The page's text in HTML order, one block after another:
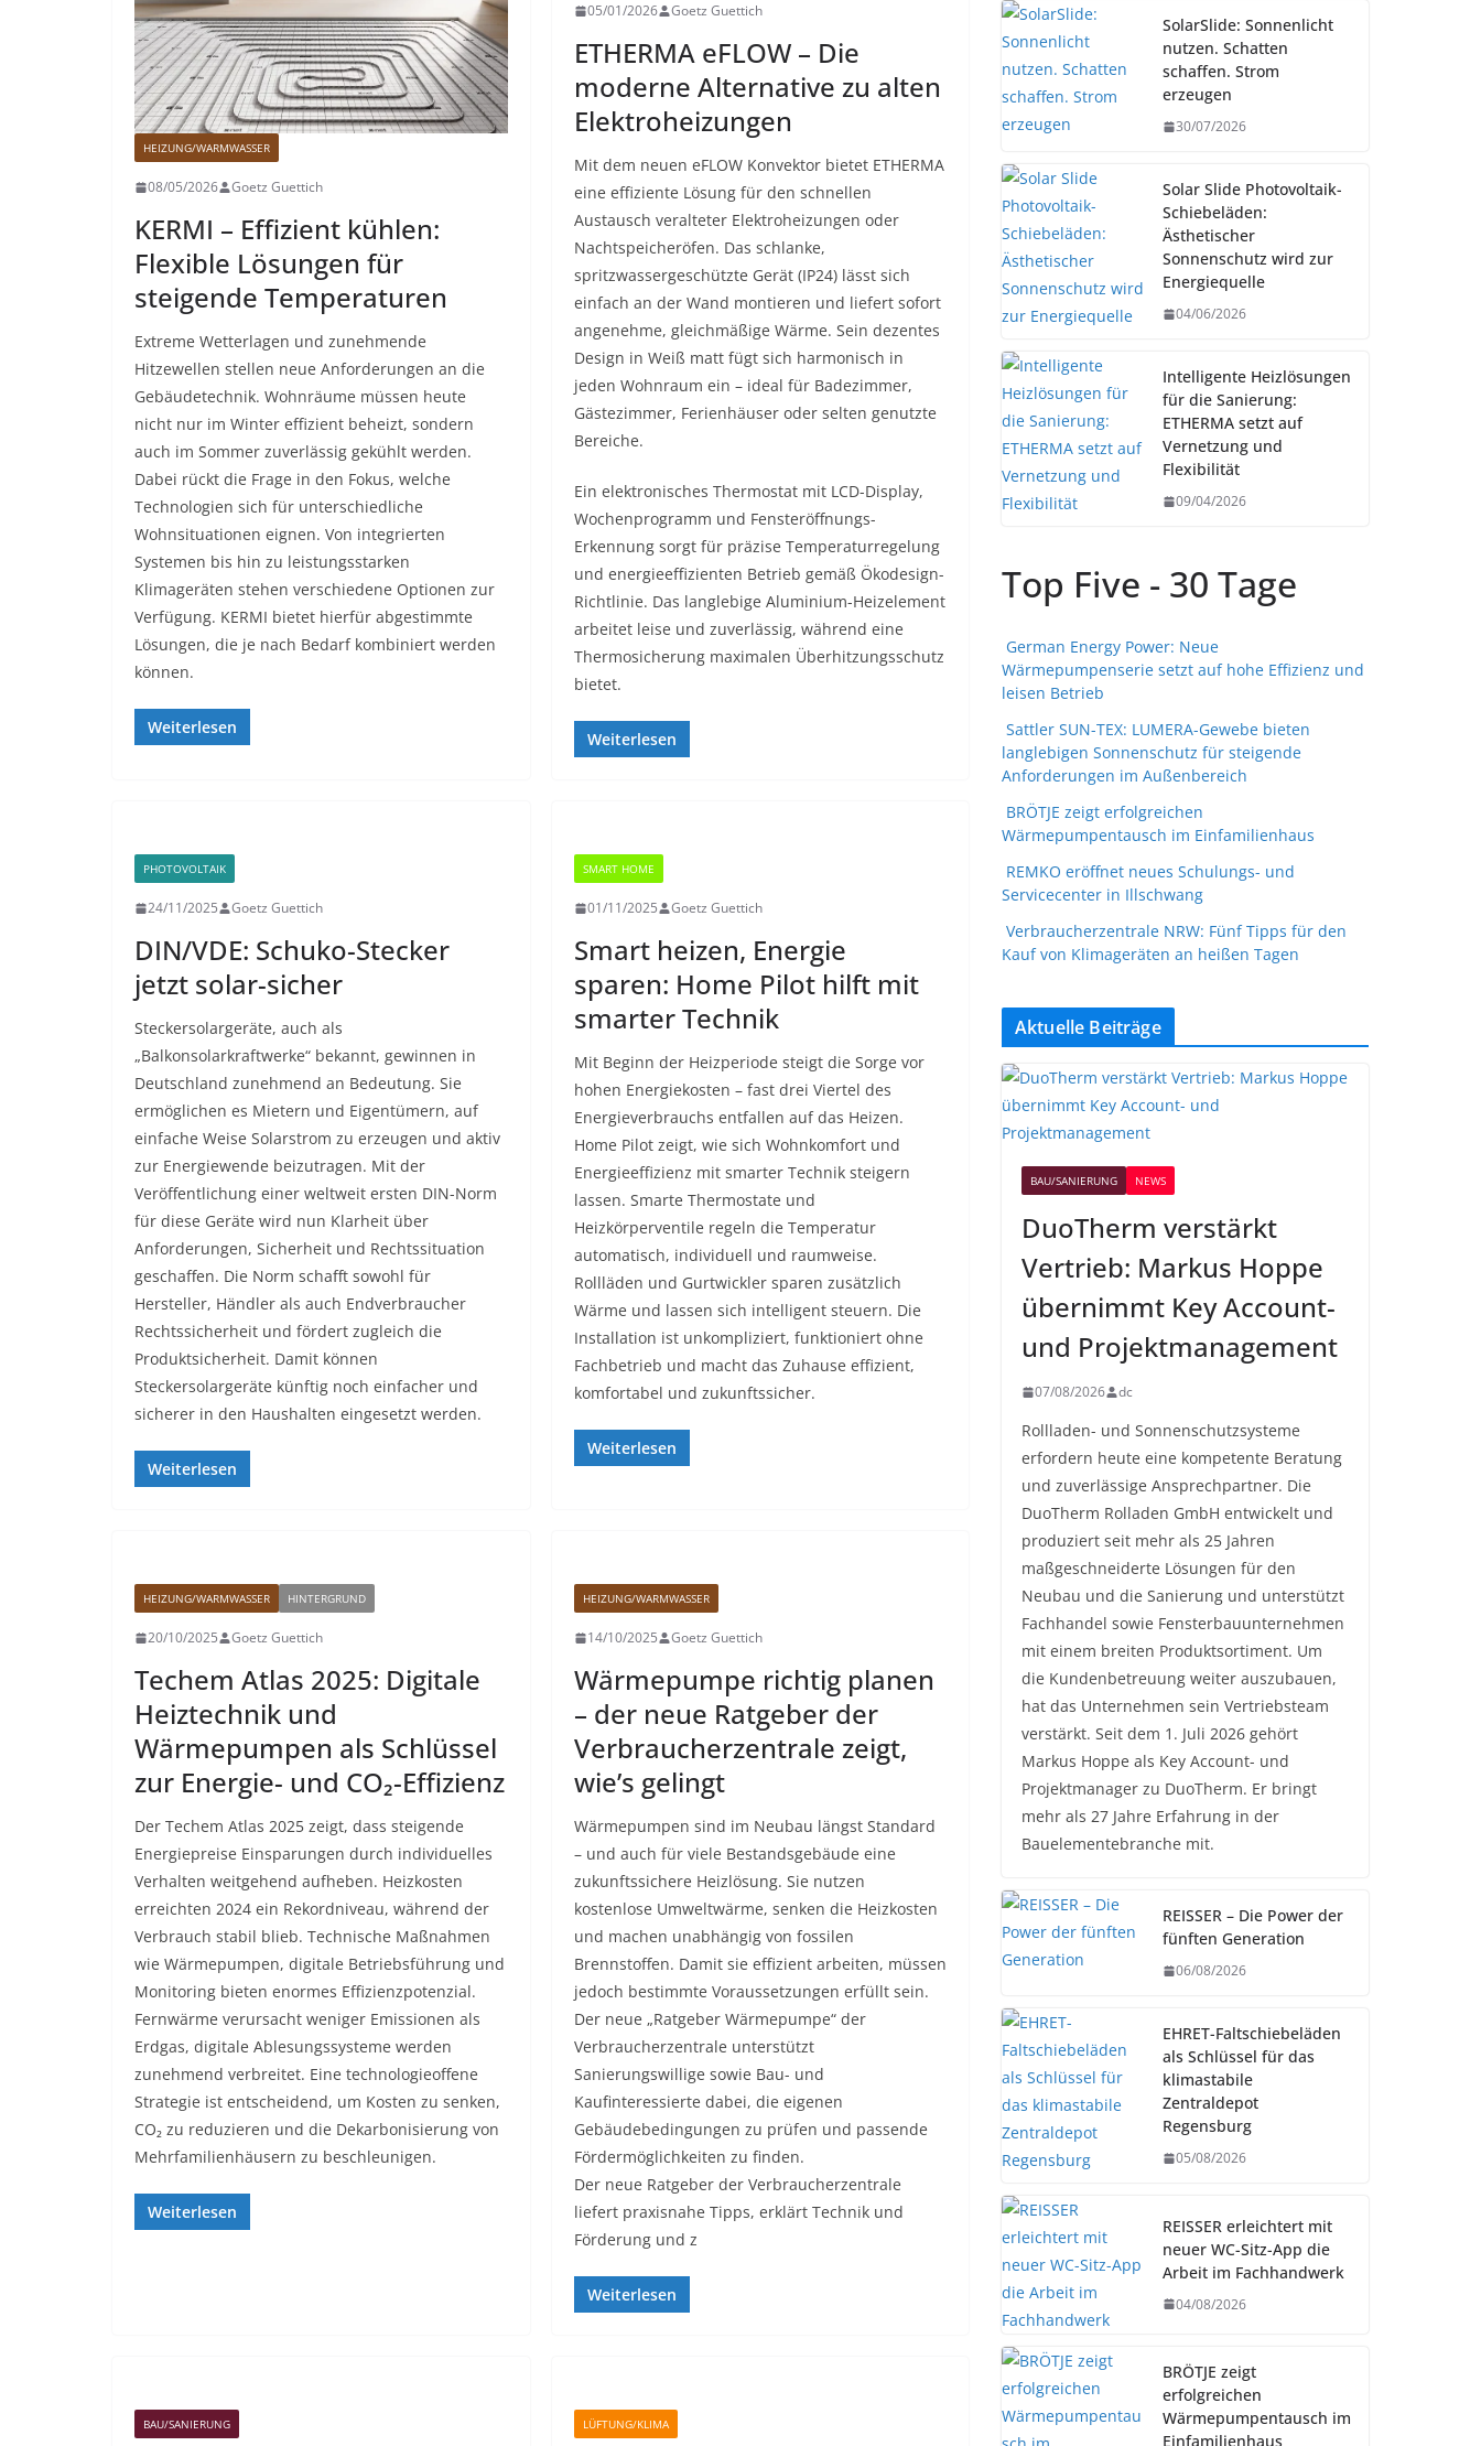
HEIZUNG/WARMWASSER
08/05/2026 Goetz Guettich
KERMI – Effizient kühlen:
Flexible Lösungen für
steigende Temperaturen
Extreme Wetterlagen und zunehmende
Hitzewellen stellen neue Anforderungen an die
Gebäudetechnik. Wohnräume müssen heute
nicht nur im Winter effizient beheizt, sondern
auch im Sommer zuverlässig gekühlt werden.
Dabei rückt die Frage in den Fokus, welche
Technologien sich für unterschiedliche
Wohnsituationen eignen. Von integrierten
Systemen bis hin zu leistungsstarken
Klimageräten stehen verschiedene Optionen zur
Verfügung. KERMI bietet hierfür abgestimmte
Lösungen, die je nach Bedarf kombiniert werden
können.
Weiterlesen
05/01/2026 Goetz Guettich
ETHERMA eFLOW – Die
moderne Alternative zu alten
Elektroheizungen
Mit dem neuen eFLOW Konvektor bietet ETHERMA
eine effiziente Lösung für den schnellen
Austausch veralteter Elektroheizungen oder
Nachtspeicheröfen. Das schlanke,
spritzwassergeschützte Gerät (IP24) lässt sich
einfach an der Wand montieren und liefert sofort
angenehme, gleichmäßige Wärme. Sein dezentes
Design in Weiß matt fügt sich harmonisch in
jeden Wohnraum ein – ideal für Badezimmer,
Gästezimmer, Ferienhäuser oder selten genutzte
Bereiche.
Ein elektronisches Thermostat mit LCD-Display,
Wochenprogramm und Fensteröffnungs-
Erkennung sorgt für präzise Temperaturregelung
und energieeffizienten Betrieb gemäß Ökodesign-
Richtlinie. Das langlebige Aluminium-Heizelement
arbeitet leise und zuverlässig, während eine
Thermosicherung maximalen Überhitzungsschutz
bietet.
Weiterlesen
PHOTOVOLTAIK
24/11/2025 Goetz Guettich
DIN/VDE: Schuko-Stecker
jetzt solar-sicher
Steckersolargeräte, auch als
„Balkonsolarkraftwerke“ bekannt, gewinnen in
Deutschland zunehmend an Bedeutung. Sie
ermöglichen es Mietern und Eigentümern, auf
einfache Weise Solarstrom zu erzeugen und aktiv
zur Energiewende beizutragen. Mit der
Veröffentlichung einer weltweit ersten DIN-Norm
für diese Geräte wird nun Klarheit über
Anforderungen, Sicherheit und Rechtssituation
geschaffen. Die Norm schafft sowohl für
Hersteller, Händler als auch Endverbraucher
Rechtssicherheit und fördert zugleich die
Produktsicherheit. Damit können
Steckersolargeräte künftig noch einfacher und
sicherer in den Haushalten eingesetzt werden.
Weiterlesen
SMART HOME
01/11/2025 Goetz Guettich
Smart heizen, Energie
sparen: Home Pilot hilft mit
smarter Technik
Mit Beginn der Heizperiode steigt die Sorge vor
hohen Energiekosten – fast drei Viertel des
Energieverbrauchs entfallen auf das Heizen.
Home Pilot zeigt, wie sich Wohnkomfort und
Energieeffizienz mit smarter Technik steigern
lassen. Smarte Thermostate und
Heizkörperventile regeln die Temperatur
automatisch, individuell und raumweise.
Rollläden und Gurtwickler sparen zusätzlich
Wärme und lassen sich intelligent steuern. Die
Installation ist unkompliziert, funktioniert ohne
Fachbetrieb und macht das Zuhause effizient,
komfortabel und zukunftssicher.
Weiterlesen
HEIZUNG/WARMWASSER HINTERGRUND
20/10/2025 Goetz Guettich
Techem Atlas 2025: Digitale
Heiztechnik und
Wärmepumpen als Schlüssel
zur Energie- und CO₂-Effizienz
Der Techem Atlas 2025 zeigt, dass steigende
Energiepreise Einsparungen durch individuelles
Verhalten weitgehend aufheben. Heizkosten
erreichten 2024 ein Rekordniveau, während der
Verbrauch stabil blieb. Technische Maßnahmen
wie Wärmepumpen, digitale Betriebsführung und
Monitoring bieten enormes Effizienzpotenzial.
Fernwärme verursacht weniger Emissionen als
Erdgas, digitale Ablesungssysteme werden
zunehmend verbreitet. Eine technologieoffene
Strategie ist entscheidend, um Kosten zu senken,
CO₂ zu reduzieren und die Dekarbonisierung von
Mehrfamilienhäusern zu beschleunigen.
Weiterlesen
HEIZUNG/WARMWASSER
14/10/2025 Goetz Guettich
Wärmepumpe richtig planen
– der neue Ratgeber der
Verbraucherzentrale zeigt,
wie’s gelingt
Wärmepumpen sind im Neubau längst Standard
– und auch für viele Bestandsgebäude eine
zukunftssichere Heizlösung. Sie nutzen
kostenlose Umweltwärme, senken die Heizkosten
und machen unabhängig von fossilen
Brennstoffen. Damit sie effizient arbeiten, müssen
jedoch bestimmte Voraussetzungen erfüllt sein.
Der neue „Ratgeber Wärmepumpe“ der
Verbraucherzentrale unterstützt
Sanierungswillige sowie Bau- und
Kaufinteressierte dabei, die eigenen
Gebäudebedingungen zu prüfen und passende
Fördermöglichkeiten zu finden.
Der neue Ratgeber der Verbraucherzentrale
liefert praxisnahe Tipps, erklärt Technik und
Förderung und z
Weiterlesen
BAU/SANIERUNG LÜFTUNG/KLIMA
SolarSlide: Sonnenlicht
nutzen. Schatten
schaffen. Strom
erzeugen
30/07/2026
Solar Slide Photovoltaik-
Schiebeläden:
Ästhetischer
Sonnenschutz wird zur
Energiequelle
04/06/2026
Intelligente Heizlösungen
für die Sanierung:
ETHERMA setzt auf
Vernetzung und
Flexibilität
09/04/2026
Top Five - 30 Tage
German Energy Power: Neue
Wärmepumpenserie setzt auf hohe Effizienz und
leisen Betrieb
Sattler SUN-TEX: LUMERA-Gewebe bieten
langlebigen Sonnenschutz für steigende
Anforderungen im Außenbereich
BRÖTJE zeigt erfolgreichen
Wärmepumpentausch im Einfamilienhaus
REMKO eröffnet neues Schulungs- und
Servicecenter in Illschwang
Verbraucherzentrale NRW: Fünf Tipps für den
Kauf von Klimageräten an heißen Tagen
Aktuelle Beiträge
BAU/SANIERUNG NEWS
DuoTherm verstärkt
Vertrieb: Markus Hoppe
übernimmt Key Account-
und Projektmanagement
07/08/2026 dc
Rollladen- und Sonnenschutzsysteme
erfordern heute eine kompetente Beratung
und zuverlässige Ansprechpartner. Die
DuoTherm Rolladen GmbH entwickelt und
produziert seit mehr als 25 Jahren
maßgeschneiderte Lösungen für den
Neubau und die Sanierung und unterstützt
Fachhandel sowie Fensterbauunternehmen
mit einem breiten Produktsortiment. Um
die Kundenbetreuung weiter auszubauen,
hat das Unternehmen sein Vertriebsteam
verstärkt. Seit dem 1. Juli 2026 gehört
Markus Hoppe als Key Account- und
Projektmanager zu DuoTherm. Er bringt
mehr als 27 Jahre Erfahrung in der
Bauelementebranche mit.
REISSER – Die Power der
fünften Generation
06/08/2026
EHRET-Faltschiebeläden
als Schlüssel für das
klimastabile
Zentraldepot
Regensburg
05/08/2026
REISSER erleichtert mit
neuer WC-Sitz-App die
Arbeit im Fachhandwerk
04/08/2026
BRÖTJE zeigt
erfolgreichen
Wärmepumpentausch im
Einfamilienhaus